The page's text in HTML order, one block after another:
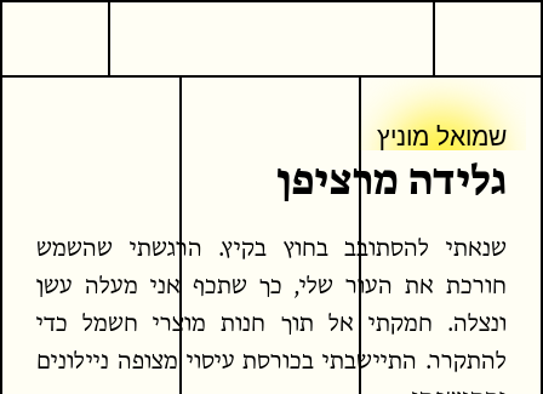
שמואל מוניץ
כתבים נוספים
גלידה מרציפן
שנאתי להסתובב בחוץ בקיץ. הרגשתי שהשמש
חורכת את העור שלי, כך שתכף אני מעלה עשן
ונצלה. חמקתי אל תוך חנות מוצרי חשמל כדי
להתקרר. התיישבתי בכורסת עיסוי מצופה ניילונים